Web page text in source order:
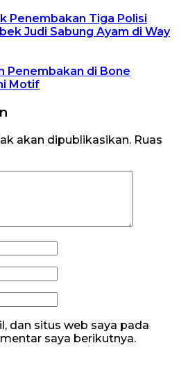
Penembakan Tiga Polisi
Judi Sabung Ayam di Way
Penembakan di Bone
Motif
akan dipublikasikan. Ruas
dan situs web saya pada
saya berikutnya.